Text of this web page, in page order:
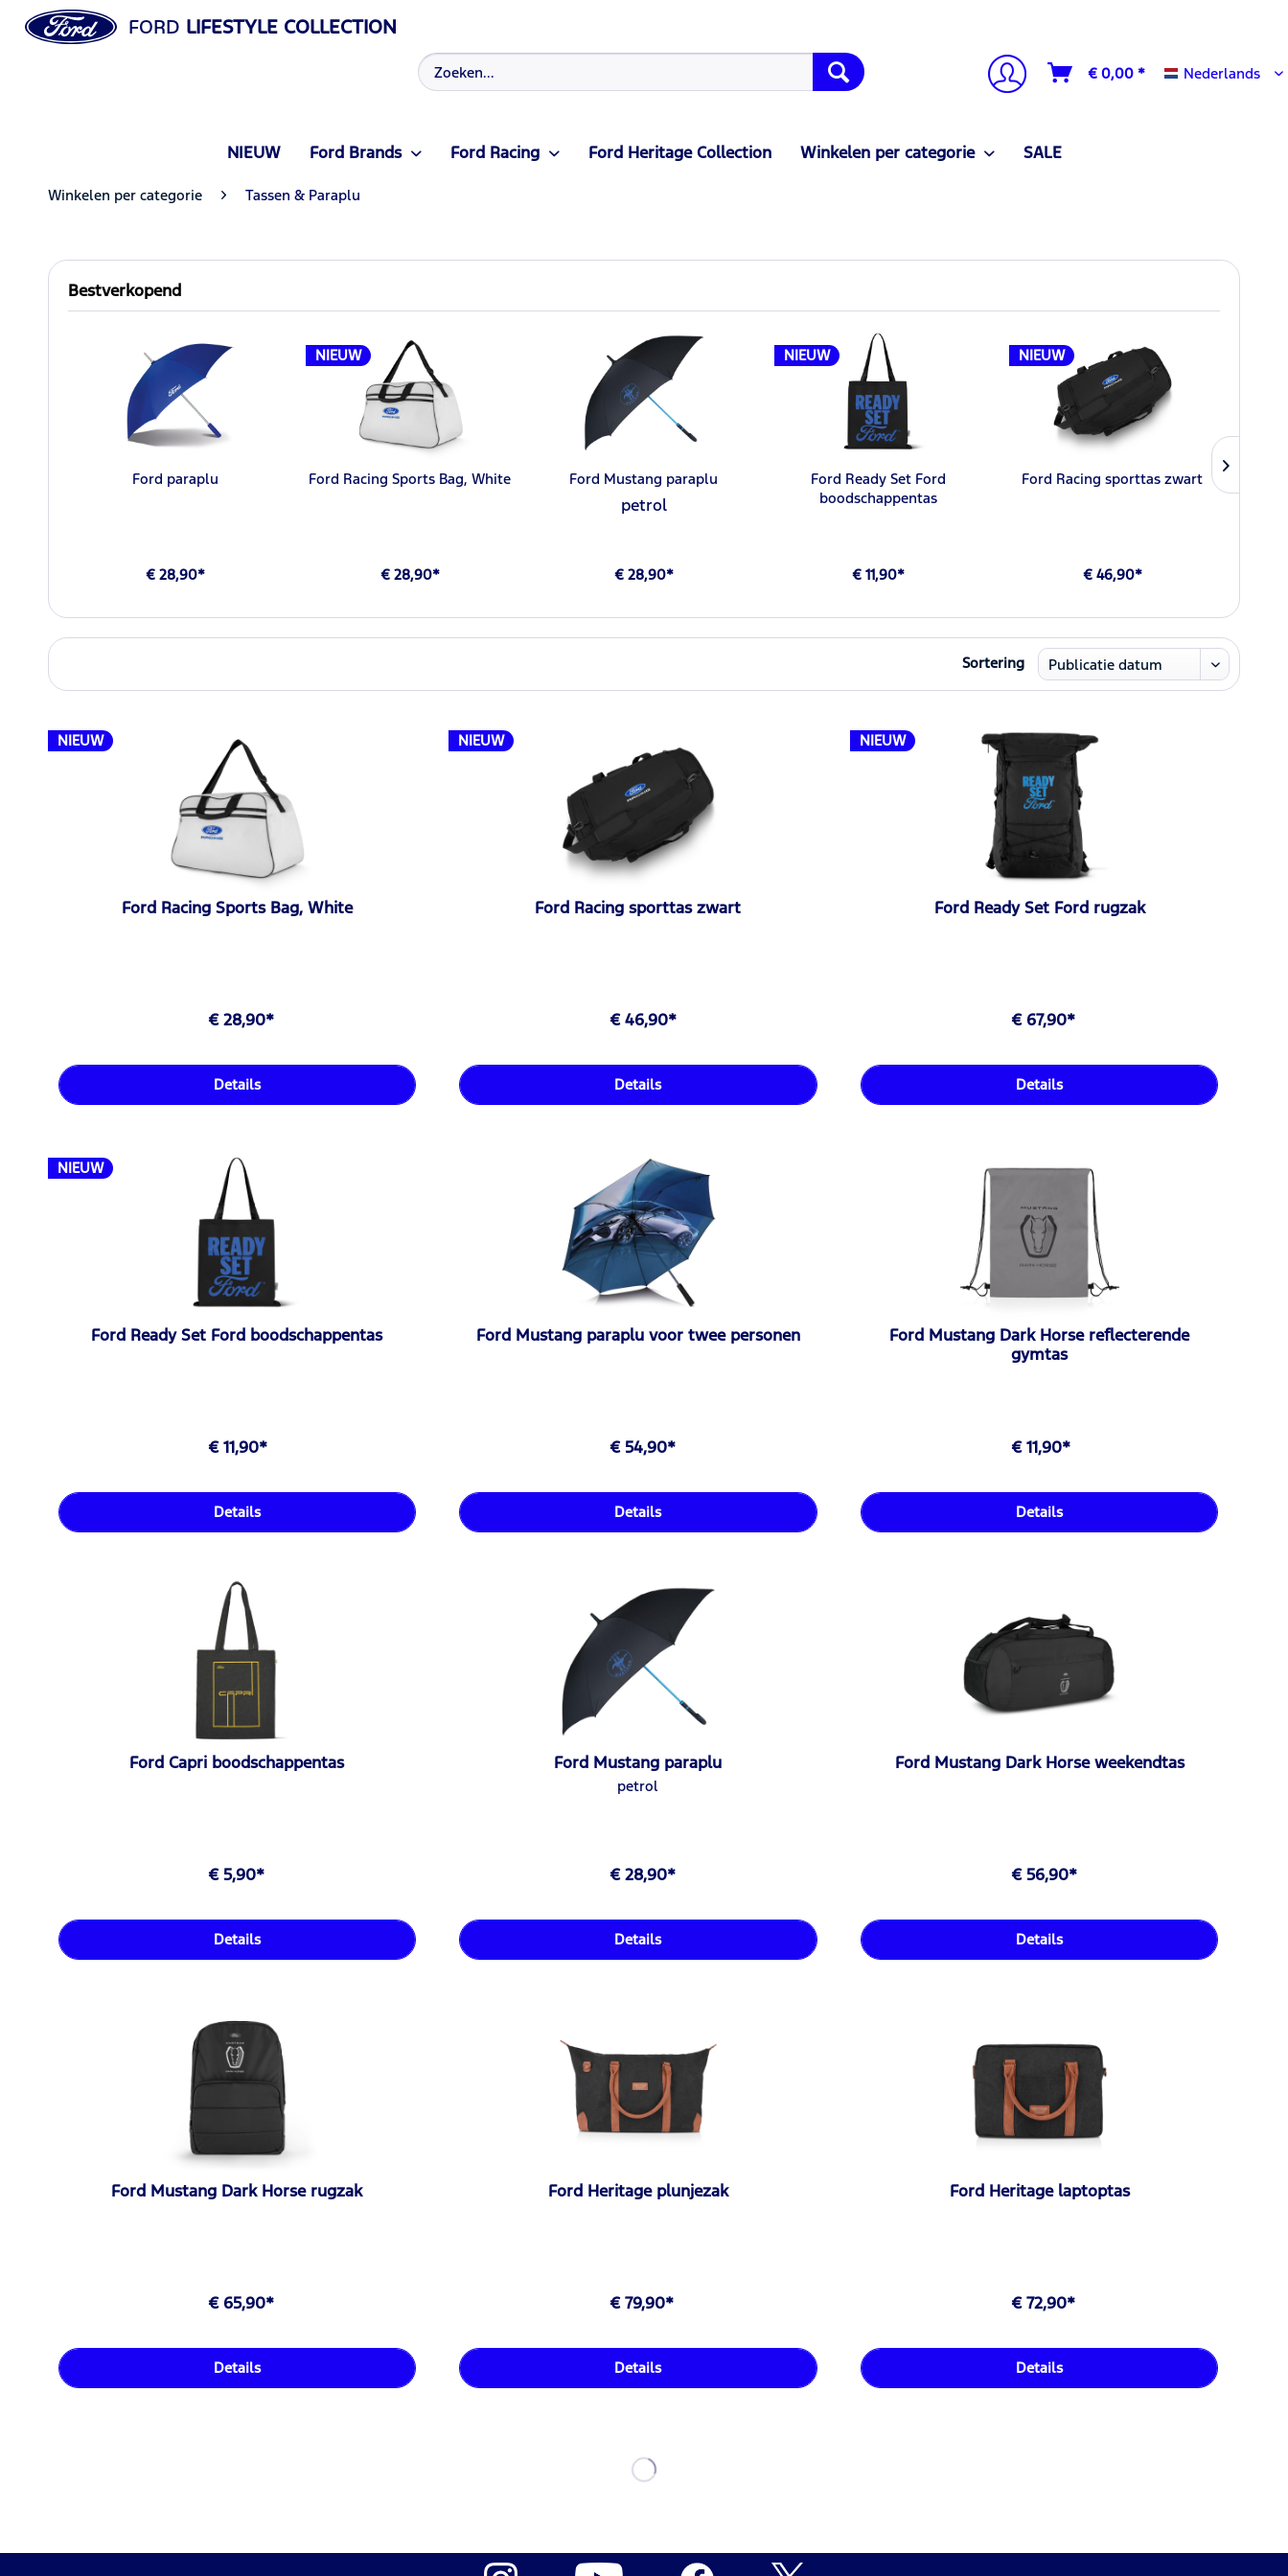
FORD LIFESTYLE COLLECTION
€ 0,00 * Nederlands
Nederlands
NIEUW Ford Brands Ford Racing Ford Heritage Collection Winkelen per categorie SALE
Winkelen per categorie Tassen & Paraplu
Bestverkopend
Ford paraplu
€ 28,90*
NIEUW
Ford Racing Sports Bag, White
€ 28,90*
Ford Mustang paraplu
petrol
€ 28,90*
NIEUW
Ford Ready Set Ford
boodschappentas
€ 11,90*
NIEUW
Ford Racing sporttas zwart
€ 46,90*
Sortering
NIEUW
Ford Racing Sports Bag, White
€ 28,90*
Details
NIEUW
Ford Racing sporttas zwart
€ 46,90*
Details
NIEUW
Ford Ready Set Ford rugzak
€ 67,90*
Details
NIEUW
Ford Ready Set Ford boodschappentas
€ 11,90*
Details
Ford Mustang paraplu voor twee personen
€ 54,90*
Details
Ford Mustang Dark Horse reflecterende
gymtas
€ 11,90*
Details
Ford Capri boodschappentas
€ 5,90*
Details
Ford Mustang paraplu
petrol
€ 28,90*
Details
Ford Mustang Dark Horse weekendtas
€ 56,90*
Details
Ford Mustang Dark Horse rugzak
€ 65,90*
Details
Ford Heritage plunjezak
€ 79,90*
Details
Ford Heritage laptoptas
€ 72,90*
Details